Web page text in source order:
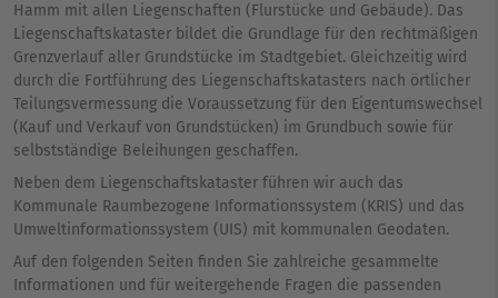
Hamm mit allen Liegenschaften (Flurstücke und Gebäude). Das
Liegenschaftskataster bildet die Grundlage für den rechtmäßigen
Grenzverlauf aller Grundstücke im Stadtgebiet. Gleichzeitig wird
durch die Fortführung des Liegenschaftskatasters nach örtlicher
Teilungsvermessung die Voraussetzung für den Eigentumswechsel
(Kauf und Verkauf von Grundstücken) im Grundbuch sowie für
selbstständige Beleihungen geschaffen.
Neben dem Liegenschaftskataster führen wir auch das
Kommunale Raumbezogene Informationssystem (KRIS) und das
Umweltinformationssystem (UIS) mit kommunalen Geodaten.
Auf den folgenden Seiten finden Sie zahlreiche gesammelte
Informationen und für weitergehende Fragen die passenden